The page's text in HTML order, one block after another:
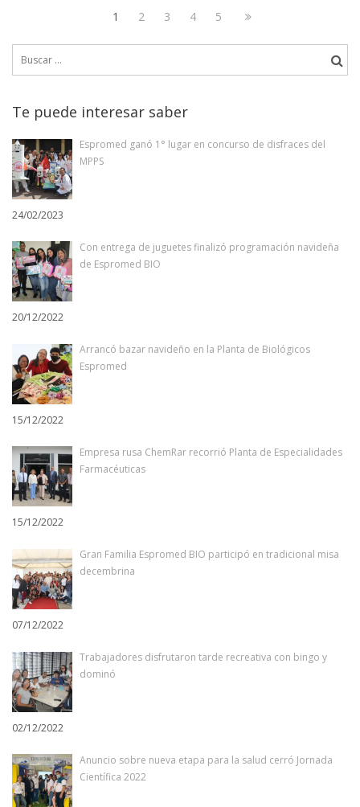
Navegación
de
entradas
Page
1 Page
2 Page
3 Page
4 Page
5
Next
Te puede interesar saber
Espromed ganó 1° lugar en concurso de disfraces del
MPPS
24/02/2023
Con entrega de juguetes finalizó programación navideña
de Espromed BIO
20/12/2022
Arrancó bazar navideño en la Planta de Biológicos
Espromed
15/12/2022
Empresa rusa ChemRar recorrió Planta de Especialidades
Farmacéuticas
15/12/2022
Gran Familia Espromed BIO participó en tradicional misa
decembrina
07/12/2022
Trabajadores disfrutaron tarde recreativa con bingo y
dominó
02/12/2022
Anuncio sobre nueva etapa para la salud cerró Jornada
Científica 2022